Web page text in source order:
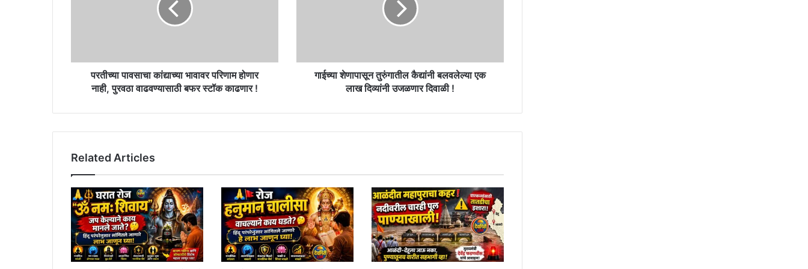
वाढवण्यासाठी
!
परतीच्या पावसाचा कांद्याच्या भावावर परिणाम होणार
नाही, पुरवठा वाढवण्यासाठी बफर स्टॉक काढणार !
उजळणार
दिवाळीगाईच्या शेणापासून तुरुंगातील कैद्यांनी बलवलेल्या एक
लाख दिव्यांनी उजळणार दिवाळी !
Related Articles